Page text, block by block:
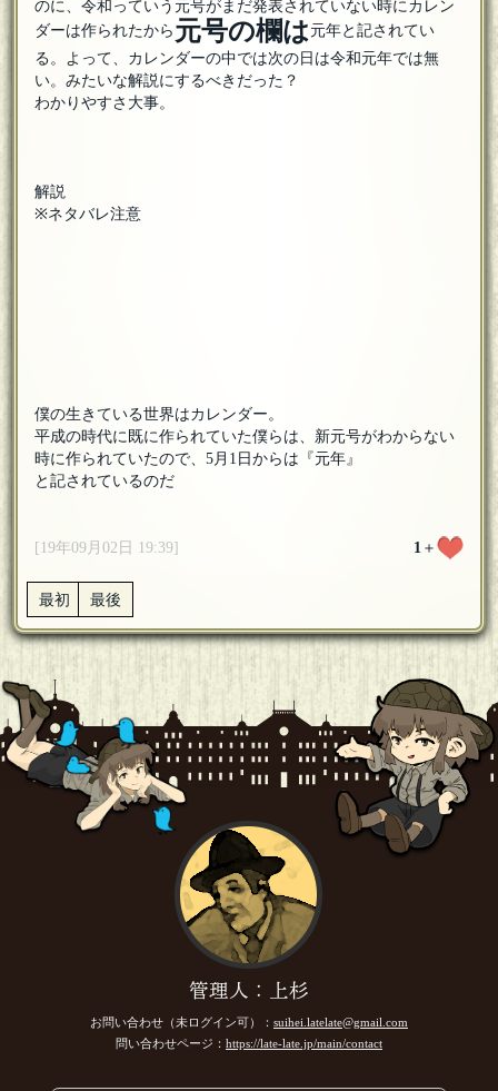
のに、令和っていう元号がまだ発表されていない時にカレン
ダーは作られたから元号の欄は元年と記されてい
る。よって、カレンダーの中では次の日は令和元年では無
い。みたいな解説にするべきだった？
わかりやすさ大事。
解説
※ネタバレ注意
僕の生きている世界はカレンダー。
平成の時代に既に作られていた僕らは、新元号がわからない
時に作られていたので、5月1日からは『元年』
と記されているのだ
[19年09月02日 19:39] 1 ＋
最初 最後
管理人：上杉
お問い合わせ（未ログイン可）： suihei.latelate@gmail.com
問い合わせページ： https://late-late.jp/main/contact